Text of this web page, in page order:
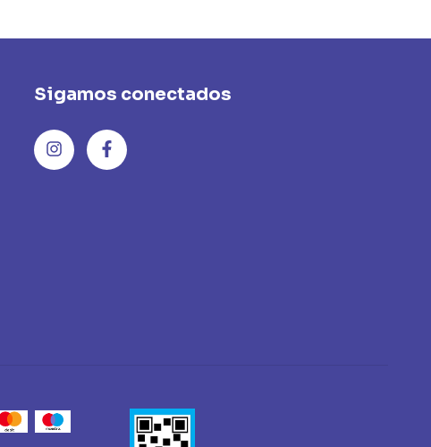
Sigamos conectados